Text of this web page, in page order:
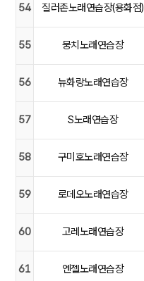
54 질러존노래연습장(용화점)
55 뭉치노래연습장
56 뉴화랑노래연습장
57 S노래연습장
58 구미호노래연습장
59 로데오노래연습장
60 고레노래연습장
61 엔젤노래연습장